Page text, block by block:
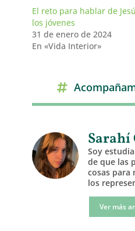
El reto para hablar de
los jóvenes
31 de enero de 2024
En «Vida Interior»
Sarahí
Soy
de que las
cosas para
los
Ver más